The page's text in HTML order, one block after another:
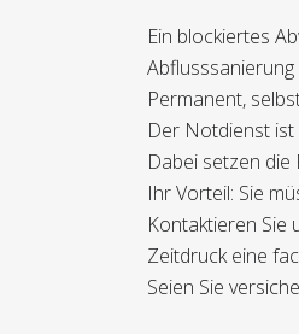
Ein blockiertes
Permanent,
Der Notdienst
Dabei setzen
Ihr Vorteil: Sie
Kontaktieren Sie
Zeitdruck eine
Seien Sie